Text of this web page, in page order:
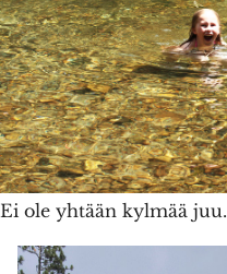
Ei ole yhtään kylmää juu.